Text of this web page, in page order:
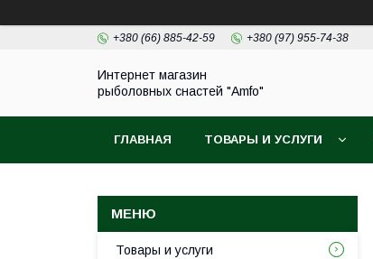
+380 (66) 885-42-59 +380 (97) 955-74-38
Интернет магазин
рыболовных снастей "Amfo"
ГЛАВНАЯ ТОВАРЫ И УСЛУГИ
Товары и услуги